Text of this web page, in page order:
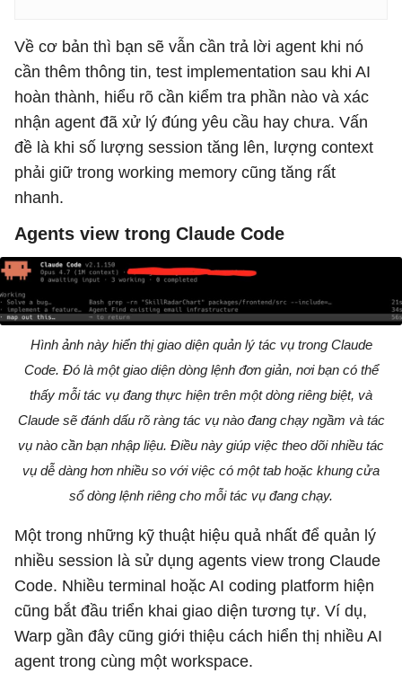
Về cơ bản thì bạn sẽ vẫn cần trả lời agent khi nó
cần thêm thông tin, test implementation sau khi AI
hoàn thành, hiểu rõ cần kiểm tra phần nào và xác
nhận agent đã xử lý đúng yêu cầu hay chưa. Vấn
đề là khi số lượng session tăng lên, lượng context
phải giữ trong working memory cũng tăng rất
nhanh.
Agents view trong Claude Code
Hình ảnh này hiển thị giao diện quản lý tác vụ trong Claude
Code. Đó là một giao diện dòng lệnh đơn giản, nơi bạn có thể
thấy mỗi tác vụ đang thực hiện trên một dòng riêng biệt, và
Claude sẽ đánh dấu rõ ràng tác vụ nào đang chạy ngầm và tác
vụ nào cần bạn nhập liệu. Điều này giúp việc theo dõi nhiều tác
vụ dễ dàng hơn nhiều so với việc có một tab hoặc khung cửa
sổ dòng lệnh riêng cho mỗi tác vụ đang chạy.
Một trong những kỹ thuật hiệu quả nhất để quản lý
nhiều session là sử dụng agents view trong Claude
Code. Nhiều terminal hoặc AI coding platform hiện
cũng bắt đầu triển khai giao diện tương tự. Ví dụ,
Warp gần đây cũng giới thiệu cách hiển thị nhiều AI
agent trong cùng một workspace.